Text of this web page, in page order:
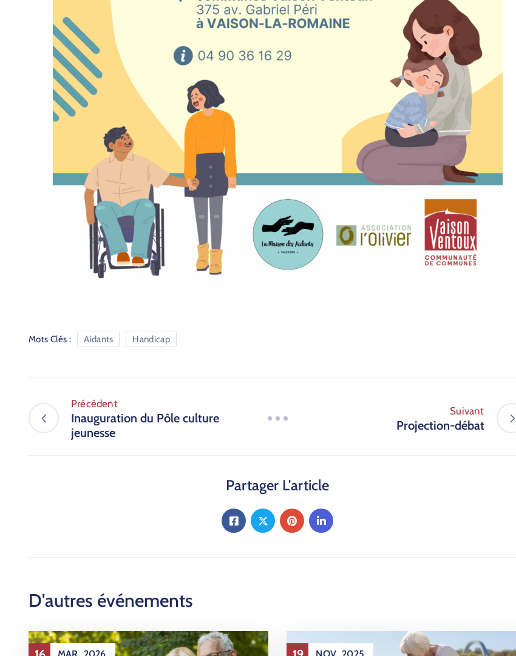
Mots Clés : Aidants Handicap
Précédent
Inauguration du Pôle culture
jeunesse
Suivant
Projection-débat
Partager L'article
D'autres événements